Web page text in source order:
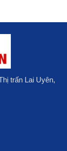
trấn Lai Uyên,